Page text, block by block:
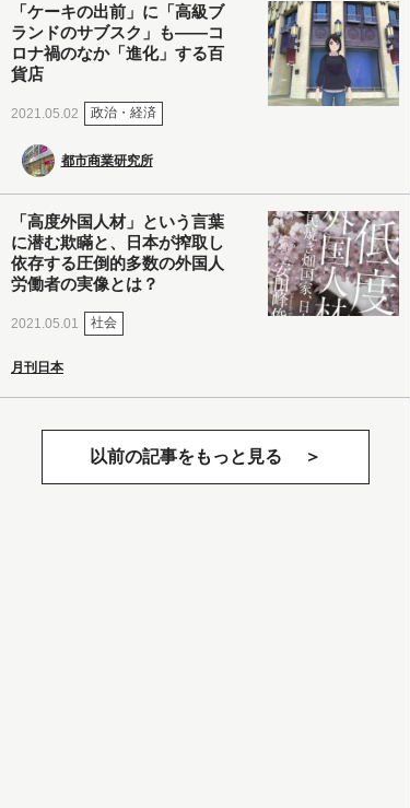
「ケーキの出前」に「高級ブ
ランドのサブスク」も――コ
ロナ禍のなか「進化」する百
貨店
2021.05.02 政治・経済
都市商業研究所
「高度外国人材」という言葉
に潜む欺瞞と、日本が搾取し
依存する圧倒的多数の外国人
労働者の実像とは？
2021.05.01 社会
月刊日本
以前の記事をもっと見る